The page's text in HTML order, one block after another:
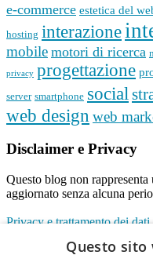
e-commerce estetica del
hosting interazione
mobile motori di ricerca
privacy progettazione
server smartphone social
web design web
Disclaimer e Privacy
Questo blog non
aggiornato senza alcuna
Privacy e trattamento dei dati
Questo sito